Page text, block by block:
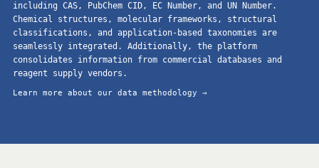
including CAS, PubChem CID, EC Number, and UN Number.
Chemical structures, molecular frameworks, structural
classifications, and application-based taxonomies are
seamlessly integrated. Additionally, the platform
consolidates information from commercial databases and
reagent supply vendors.
Learn more about our data methodology →